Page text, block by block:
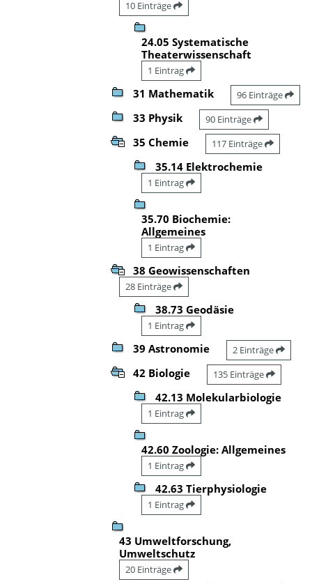
10 Einträge
24.05 Systematische
Theaterwissenschaft
1 Eintrag
31 Mathematik 96 Einträge
33 Physik 90 Einträge
35 Chemie 117 Einträge
35.14 Elektrochemie
1 Eintrag
35.70 Biochemie:
Allgemeines
1 Eintrag
38 Geowissenschaften
28 Einträge
38.73 Geodäsie
1 Eintrag
39 Astronomie 2 Einträge
42 Biologie 135 Einträge
42.13 Molekularbiologie
1 Eintrag
42.60 Zoologie: Allgemeines
1 Eintrag
42.63 Tierphysiologie
1 Eintrag
43 Umweltforschung,
Umweltschutz
20 Einträge